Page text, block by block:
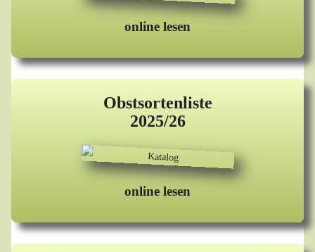
online lesen
Obstsortenliste
2025/26
online lesen